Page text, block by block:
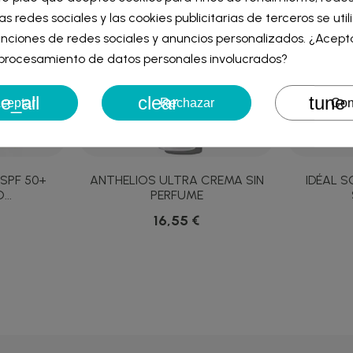
50+
ANTHELIOS ULTRA CREMA SIN
PERFUME
16,55 €
IDÉAL
de la lista de deseos
Cancelar Crear lista de
sesión
iniciar sesión para guardar productos en su lista de deseos.
Cancelar Iniciar
redes sociales y las cookies publicitarias de terceros se
de redes sociales y anuncios personalizados.
de datos personales involucrados?
clearRechazar tune